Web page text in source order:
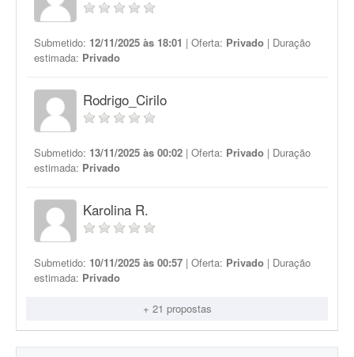
Submetido: 12/11/2025 às 18:01 | Oferta: Privado | Duração
estimada: Privado
Rodrigo_Cirilo
Submetido: 13/11/2025 às 00:02 | Oferta: Privado | Duração
estimada: Privado
Karolina R.
Submetido: 10/11/2025 às 00:57 | Oferta: Privado | Duração
estimada: Privado
+ 21 propostas